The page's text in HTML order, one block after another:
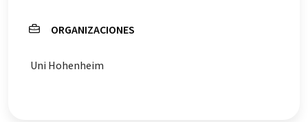
ORGANIZACIONES
Uni Hohenheim